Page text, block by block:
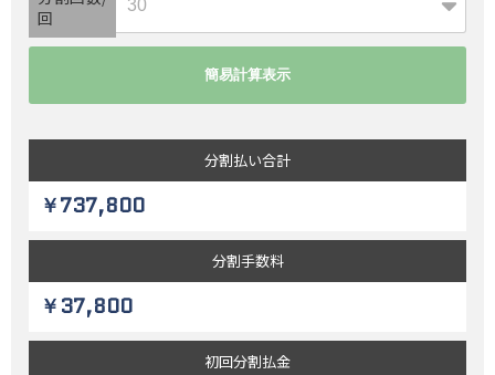
回
分割払い合計
￥737,800
分割手数料
￥37,800
初回分割払金